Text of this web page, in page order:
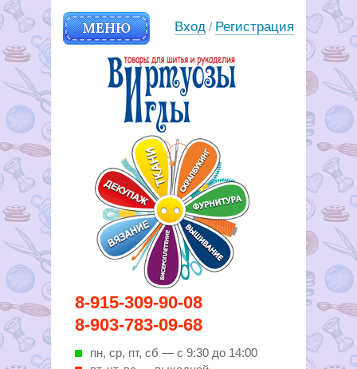
8-915-309-90-08
8-903-783-09-68
пн, ср, пт, cб — с 9:30 до 14:00
МЕНЮ
Вирутозы иглы. Товары для
шитья и рукоделья
Вход / Регистрация